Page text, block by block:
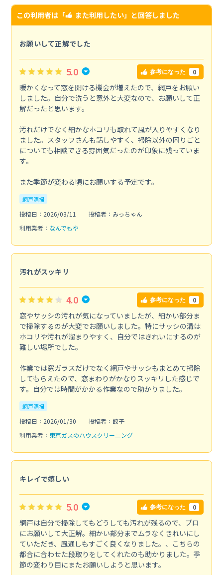
この利用者は「 また利用したい」と回答しました
お願いして正解でした
5.0 参考になった 0
暖かくなって窓を開ける機会が増えたので、網戸をお願い
しました。自分で洗うと意外と大変なので、お願いして正
解だったと思います。
汚れだけでなく細かなホコリも取れて風が入りやすくなり
ました。スタッフさんも話しやすく、掃除以外の困りごと
についても相談できる雰囲気だったのが印象に残っていま
す。
また季節が変わる頃にお願いする予定です。
網戸清掃
投稿日：2026/03/11
投稿者：みっちゃん
利用業者： なんでもや
汚れがスッキリ
4.0 参考になった 0
窓やサッシの汚れが気になっていましたが、細かい部分ま
で掃除するのが大変でお願いしました。特にサッシの溝は
ホコリや汚れが溜まりやすく、自分ではきれいにするのが
難しい場所でした。
作業では窓ガラスだけでなく網戸やサッシもまとめて掃除
してもらえたので、窓まわりがかなりスッキリした感じで
す。自分では時間がかかる作業なので助かりました。
網戸清掃
投稿日：2026/01/30
投稿者：餃子
利用業者： 東京ガスのハウスクリーニング
キレイで嬉しい
5.0 参考になった 0
網戸は自分で掃除してもどうしても汚れが残るので、プロ
にお願いして大正解。細かい部分までムラなくきれいにし
ていただき、風通しもすごく良くなりました。、こちらの
都合に合わせた段取りをしてくれたのも助かりました。季
節の変わり目にまたお願いしようと思います。